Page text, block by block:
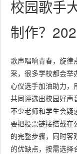
校园歌手
制作？
歌声唱响青春，旋律
采，很多学校都会举
心仪选手加油助力，
共同评选出校园好声
不少老师和学生会疑
要把投票链接搭载在
的完整步骤，同时客
的优缺点，按需选择